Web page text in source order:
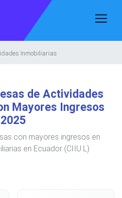
Inmobiliarias
de Actividades
Mayores Ingresos
2025
con mayores ingresos en
en Ecuador (CIIU L)